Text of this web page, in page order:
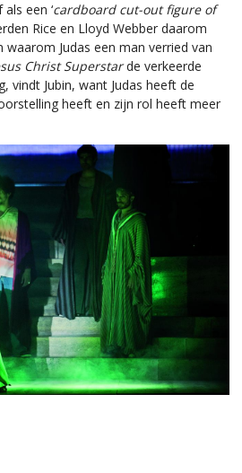
een ‘cardboard cut-out figure of
Rice en Lloyd Webber daarom
Judas een man verried van
Christ Superstarde verkeerde
vindt Jubin, want Judas heeft de
heeft en zijn rol heeft meer